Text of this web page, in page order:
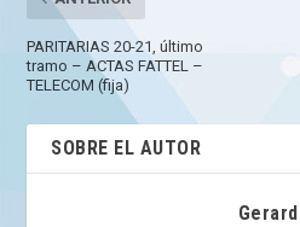
PARITARIAS 20-21, último
tramo – ACTAS FATTEL –
TELECOM (fija)
SOBRE EL AUTOR